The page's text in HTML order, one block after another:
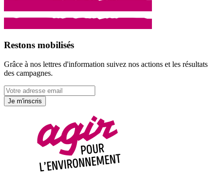
Restons mobilisés
Grâce à nos lettres d'information suivez nos actions et les résultats
des campagnes.
Je m'inscris